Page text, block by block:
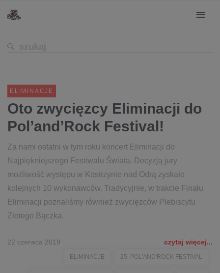
ELIMINACJE
Oto zwycięzcy Eliminacji do
Pol’and’Rock Festival!
Za nami ostatni w tym roku koncert Eliminacji do
Najpiękniejszego Festiwalu Świata. Decyzją jury
możliwość występu w Kostrzynie nad Odrą zyskało
kolejnych 10 wykonawców. Tradycyjnie, w trakcie Finału
Eliminacji poznaliśmy również zwycięzców Plebiscytu
Złotego Bączka.
22 czerwca 2019 czytaj więcej...
ELIMINACJE 25. POL'AND'ROCK FESTIVAL